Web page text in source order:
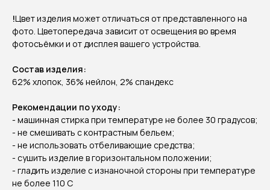
!Цвет изделия может отличаться от представленного на
фото. Цветопередача зависит от освещения во время
фотосъёмки и от дисплея вашего устройства.
Состав изделия:
62% хлопок, 36% нейлон, 2% спандекс
Рекомендации по уходу:
- машинная стирка при температуре не более 30 градусов;
- не смешивать с контрастным бельем;
- не использовать отбеливающие средства;
- сушить изделие в горизонтальном положении;
- гладить изделие с изнаночной стороны при температуре
не более 110 С